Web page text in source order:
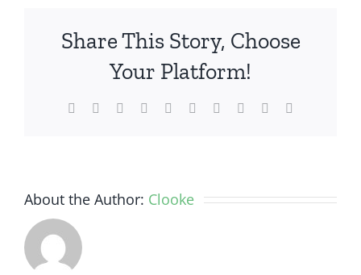
dari
Share This Story, Choose
Your Platform!
Facebook
TwitterReddit LinkedInWhatsApp
TumblrPinterest Xing
About the Author: Clooke